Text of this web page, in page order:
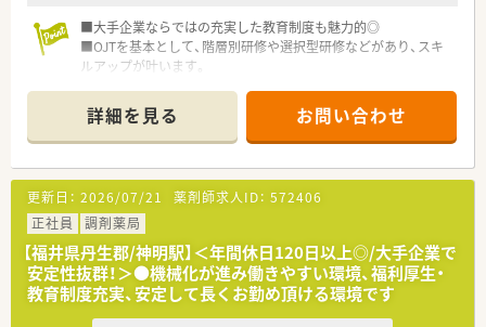
■大手企業ならではの充実した教育制度も魅力的◎
■OJTを基本として、階層別研修や選択型研修などがあり、スキ
ルアップが叶います。
理部門、採用・コンサルタントなどにもゆくゆく挑戦できる環境
です
詳細を見る お問い合わせ
更新日： 2026/07/21 薬剤師求人ID： 572406
正社員
調剤薬局
【福井県丹生郡/神明駅】＜年間休日120日以上◎/大手企業で
安定性抜群！＞●機械化が進み働きやすい環境、福利厚生・
教育制度充実、安定して長くお勤め頂ける環境です